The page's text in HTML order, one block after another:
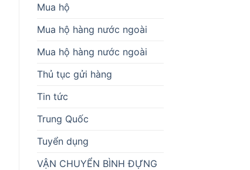
Mua hộ
Mua hộ hàng nước ngoài
Mua hộ hàng nước ngoài
Thủ tục gửi hàng
Tin tức
Trung Quốc
Tuyển dụng
VẬN CHUYỂN BÌNH ĐỰNG